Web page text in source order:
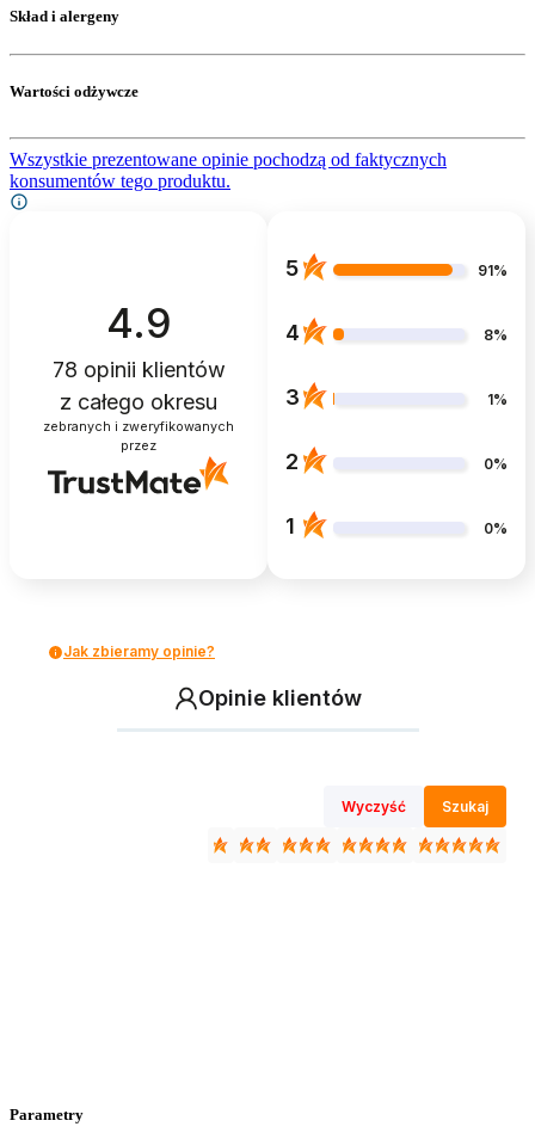
Skład i alergeny
Wartości odżywcze
Wszystkie prezentowane opinie pochodzą od faktycznych
konsumentów tego produktu.
4.9
78 opinii klientów
z całego okresu
zebranych i zweryfikowanych
przez
5 91%
4 8%
3 1%
2 0%
1 0%
Jak zbieramy opinie?
Opinie klientów
Wyczyść Szukaj
Parametry